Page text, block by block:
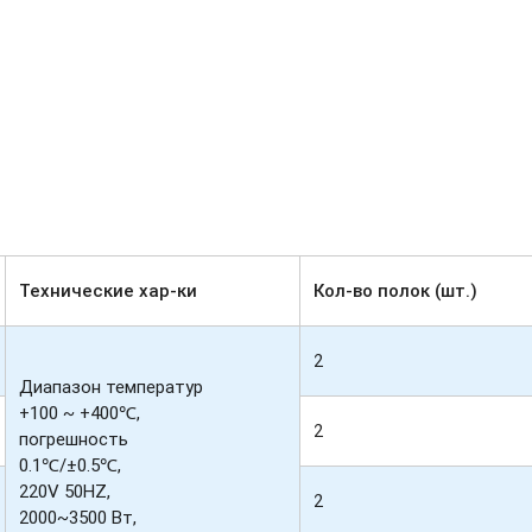
Технические хар-ки Кол-во полок (шт.)
Диапазон температур
+100 ~ +400℃,
погрешность
0.1℃/±0.5℃,
220V 50HZ,
2000~3500 Вт,
2
2
2